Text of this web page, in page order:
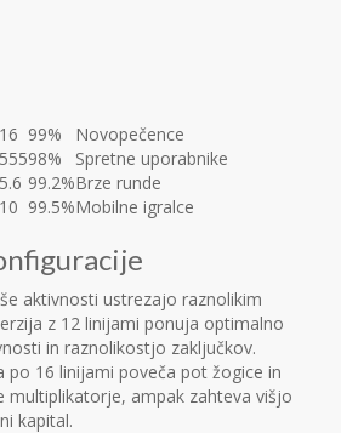
99%
Novopečence
98%
Spretne uporabnike
99.2%Brze runde
99.5%Mobilne igralce
aktivnosti ustrezajo raznolikim
z 12 linijami ponuja optimalno
in raznolikostjo zaključkov.
po 16 linijami poveča pot žogice in
multiplikatorje, ampak zahteva višjo
kapital.